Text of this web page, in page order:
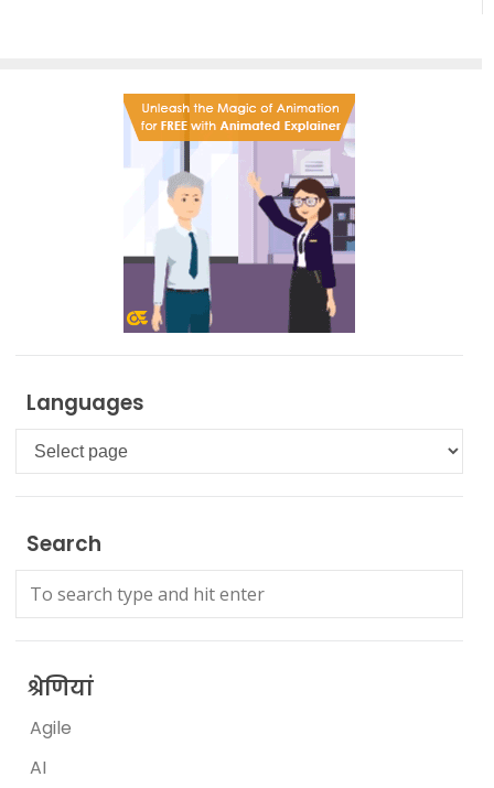
Languages
Languages
Search
श्रेणियां
Agile
AI